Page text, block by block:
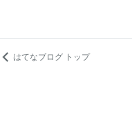
はてなブログ トップ